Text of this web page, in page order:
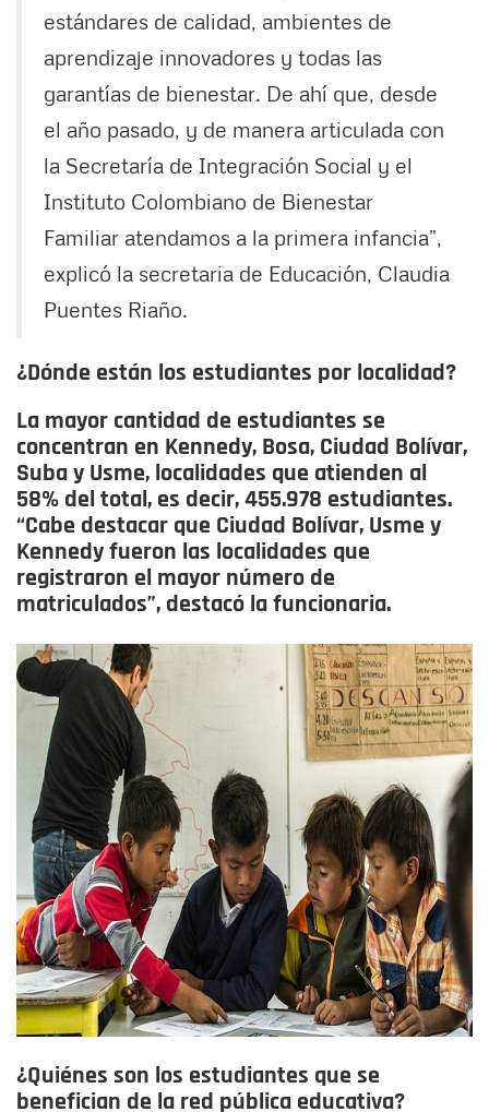
estándares de calidad, ambientes de
aprendizaje innovadores y todas las
garantías de bienestar. De ahí que, desde
el año pasado, y de manera articulada con
la Secretaría de Integración Social y el
Instituto Colombiano de Bienestar
Familiar atendamos a la primera infancia”,
explicó la secretaria de Educación, Claudia
Puentes Riaño.
¿Dónde están los estudiantes por localidad?
La mayor cantidad de estudiantes se
concentran en Kennedy, Bosa, Ciudad Bolívar,
Suba y Usme, localidades que atienden al
58% del total, es decir, 455.978 estudiantes.
“Cabe destacar que Ciudad Bolívar, Usme y
Kennedy fueron las localidades que
registraron el mayor número de
matriculados”, destacó la funcionaria.
¿Quiénes son los estudiantes que se
benefician de la red pública educativa?